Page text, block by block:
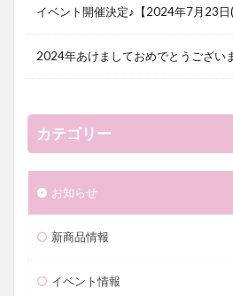
イベント開催決定♪【2024年7月23日(
2024年あけましておめでとうござい
カテゴリー
お知らせ
新商品情報
イベント情報